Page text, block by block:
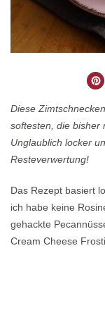
Diese
softesten, die bisher
Unglaublich locker
Resteverwertung!
Das Rezept basiert
ich habe keine
gehackte
Cream Cheese